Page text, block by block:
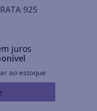
925
juros
ao estoque